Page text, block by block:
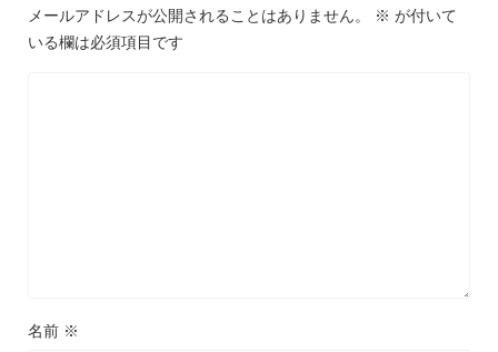
メールアドレスが公開されることはありません。 ※ が付いて
いる欄は必須項目です
名前 ※